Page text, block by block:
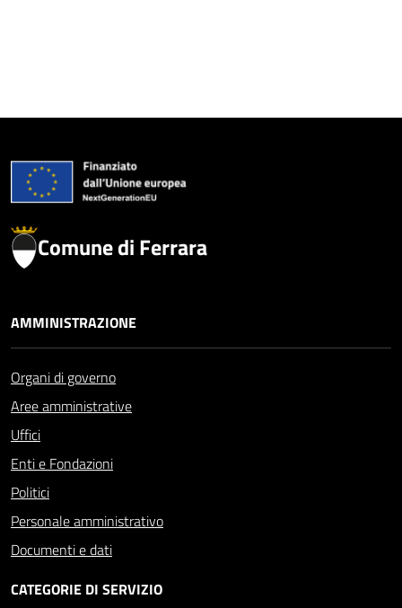
Comune di Ferrara
AMMINISTRAZIONE
Organi di governo
Aree amministrative
Uffici
Enti e Fondazioni
Politici
Personale amministrativo
Documenti e dati
CATEGORIE DI SERVIZIO